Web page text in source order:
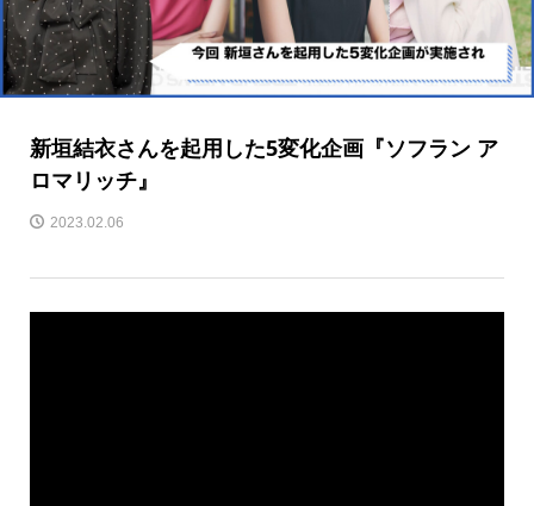
新垣結衣さんを起用した5変化企画『ソフラン ア
ロマリッチ』
2023.02.06